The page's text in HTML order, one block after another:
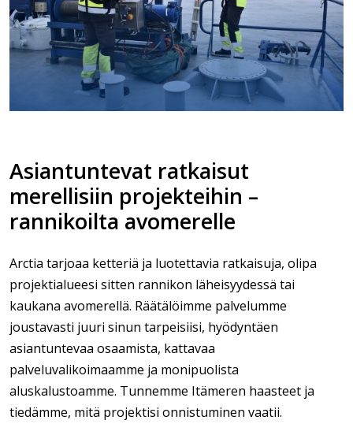
Asiantuntevat ratkaisut
merellisiin projekteihin –
rannikoilta avomerelle
Arctia tarjoaa ketteriä ja luotettavia ratkaisuja, olipa
projektialueesi sitten rannikon läheisyydessä tai
kaukana avomerellä. Räätälöimme palvelumme
joustavasti juuri sinun tarpeisiisi, hyödyntäen
asiantuntevaa osaamista, kattavaa
palveluvalikoimaamme ja monipuolista
aluskalustoamme. Tunnemme Itämeren haasteet ja
tiedämme, mitä projektisi onnistuminen vaatii.